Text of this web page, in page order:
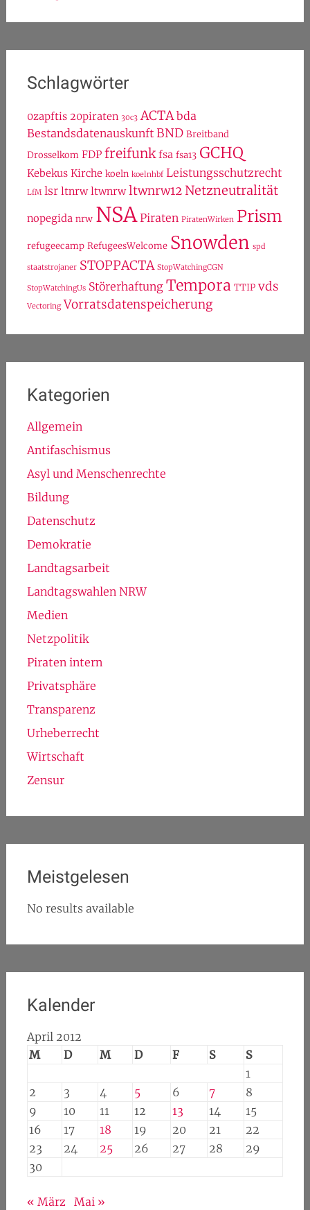
Schlagwörter
0zapftis 20piraten 30c3 ACTA bda
Bestandsdatenauskunft BND Breitband
Drosselkom FDP freifunk fsa fsa13 GCHQ
Kebekus Kirche koeln koelnhbf Leistungsschutzrecht
LfM lsr ltnrw ltwnrw ltwnrw12 Netzneutralität
nopegida nrw NSA Piraten PiratenWirken Prism
refugeecamp RefugeesWelcome Snowden spd
staatstrojaner STOPPACTA StopWatchingCGN
StopWatchingUs Störerhaftung Tempora TTIP vds
Vectoring Vorratsdatenspeicherung
Kategorien
Allgemein
Antifaschismus
Asyl und Menschenrechte
Bildung
Datenschutz
Demokratie
Landtagsarbeit
Landtagswahlen NRW
Medien
Netzpolitik
Piraten intern
Privatsphäre
Transparenz
Urheberrecht
Wirtschaft
Zensur
Meistgelesen
No results available
Kalender
April 2012
M
D M D F S
S
1
2
3 4 5 6 7
8
9
10 11 12 13 14
15
16
17 18 19 20 21
22
23
24 25 26 27 28
29
30
« März Mai »